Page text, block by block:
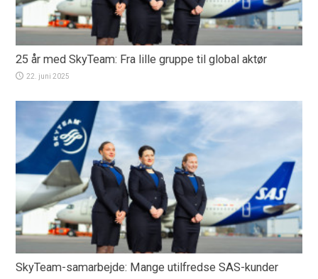
25 år med SkyTeam: Fra lille gruppe til global aktør
22. juni 2025
SkyTeam-samarbejde: Mange utilfredse SAS-kunder